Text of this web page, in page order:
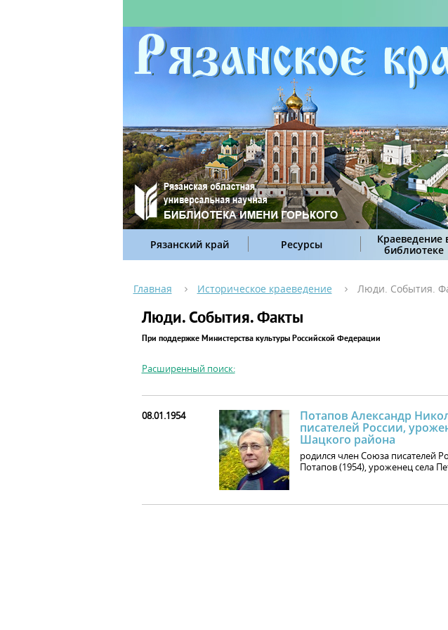
Рязанский край Ресурсы
Краеведение
библиотеке
Главная Историческое краеведение Люди. События.
Люди. События. Факты
При поддержке Министерства культуры Российской Федерации
Расширенный поиск:
08.01.1954 Потапов Александр
писателей России,
Шацкого района
родился член Союза писателей
Потапов (1954), уроженец села